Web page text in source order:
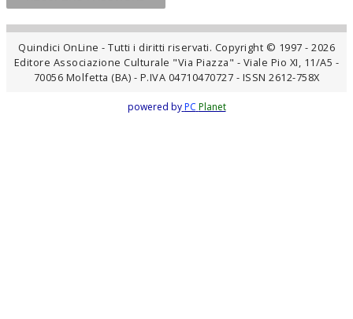
Quindici OnLine - Tutti i diritti riservati. Copyright © 1997 - 2026
Editore Associazione Culturale "Via Piazza" - Viale Pio XI, 11/A5 -
70056 Molfetta (BA) - P.IVA 04710470727 - ISSN 2612-758X
powered by PC Planet